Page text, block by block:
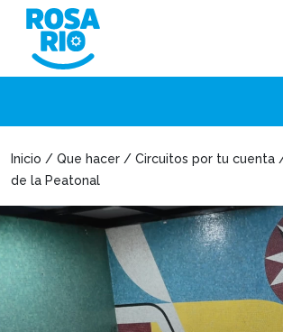
Inicio / Que hacer / Circuitos por tu cuenta
de la Peatonal